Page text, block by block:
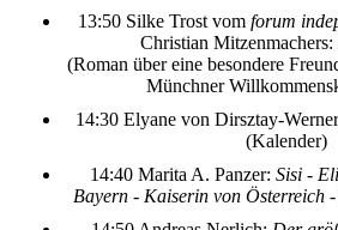
13:50 Silke Trost vom forum
Christian Mitzenmachers:
(Roman über eine besondere
Münchner
14:30 Elyane von Dirsztay-
(Kalender)
14:40 Marita A. Panzer: Sisi -
Bayern - Kaiserin von Österreich